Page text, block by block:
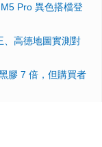
Pro 異色搭檔登
、高德地圖實測對
膠 7 倍，但購買者